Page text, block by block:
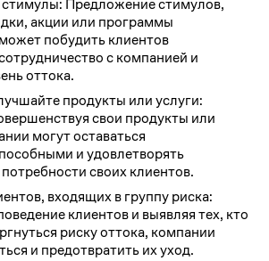
стимулы: Предложение стимулов,
акции или программы
побудить клиентов
с компанией и
оттока.
продукты или услуги:
свои продукты или
могут оставаться
и удовлетворять
своих клиентов.
входящих в группу риска:
клиентов и выявляя тех, кто
риску оттока, компании
и предотвратить их уход.